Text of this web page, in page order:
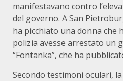
manifestavano contro
del governo. A San
ha picchiato una donna che
polizia avesse arrestato un
“Fontanka”, che ha
Secondo testimoni oculari,